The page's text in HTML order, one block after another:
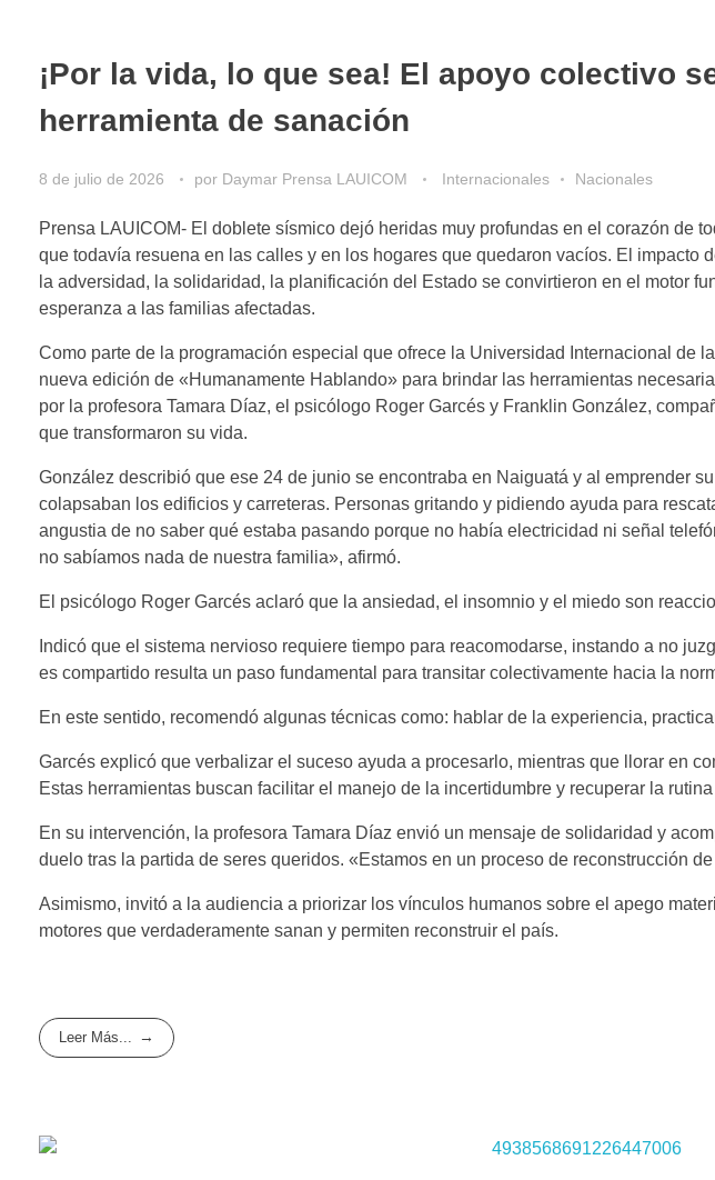
¡Por la vida, lo que sea! El apoyo colectivo
herramienta de sanación
8 de julio de 2026 por Daymar Prensa LAUICOM Internacionales Nacionales
Prensa LAUICOM- El doblete sísmico dejó heridas muy profundas en el corazón de
que todavía resuena en las calles y en los hogares que quedaron vacíos. El impacto
la adversidad, la solidaridad, la planificación del Estado se convirtieron en el motor
esperanza a las familias afectadas.
Como parte de la programación especial que ofrece la Universidad Internacional de
nueva edición de «Humanamente Hablando» para brindar las herramientas
por la profesora Tamara Díaz, el psicólogo Roger Garcés y Franklin González,
que transformaron su vida.
González describió que ese 24 de junio se encontraba en Naiguatá y al emprender
colapsaban los edificios y carreteras. Personas gritando y pidiendo ayuda para
angustia de no saber qué estaba pasando porque no había electricidad ni señal
no sabíamos nada de nuestra familia», afirmó.
El psicólogo Roger Garcés aclaró que la ansiedad, el insomnio y el miedo son
Indicó que el sistema nervioso requiere tiempo para reacomodarse, instando a no
es compartido resulta un paso fundamental para transitar colectivamente hacia la
En este sentido, recomendó algunas técnicas como: hablar de la experiencia,
Garcés explicó que verbalizar el suceso ayuda a procesarlo, mientras que llorar en
Estas herramientas buscan facilitar el manejo de la incertidumbre y recuperar la
En su intervención, la profesora Tamara Díaz envió un mensaje de solidaridad y
duelo tras la partida de seres queridos. «Estamos en un proceso de reconstrucción
Asimismo, invitó a la audiencia a priorizar los vínculos humanos sobre el apego
motores que verdaderamente sanan y permiten reconstruir el país.
Leer Más...